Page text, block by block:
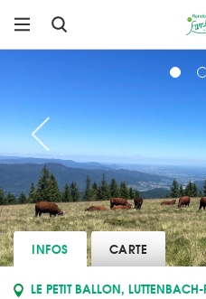
INFOS CARTE
LE PETIT BALLON,